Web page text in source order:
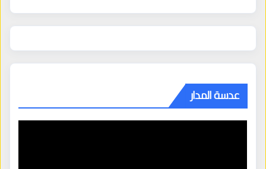
عدسة المدار